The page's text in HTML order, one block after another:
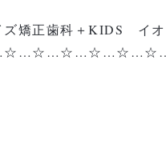
ズ矯正歯科＋KIDS イオ